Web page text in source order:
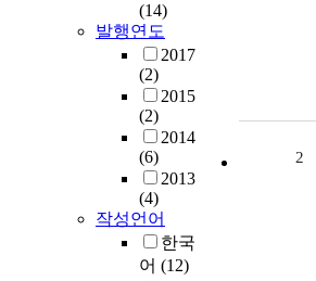
(14)
발행연도
2017
(2)
2015
(2)
2014
(6)
2013
(4)
작성언어
한국
어 (12)
2